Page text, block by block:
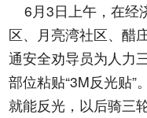
6月3日上午，在经
区、月亮湾社区、醋
通安全劝导员为人力
部位粘贴“3M反光贴”
就能反光，以后骑三